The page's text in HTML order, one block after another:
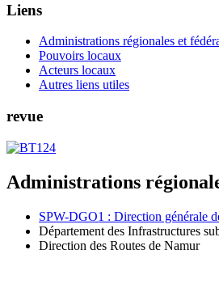
Liens
Administrations régionales et
Pouvoirs locaux
Acteurs locaux
Autres liens utiles
revue
Administrations
SPW-DGO1 : Direction générale
Département des Infrastructures
Direction des Routes de Namur